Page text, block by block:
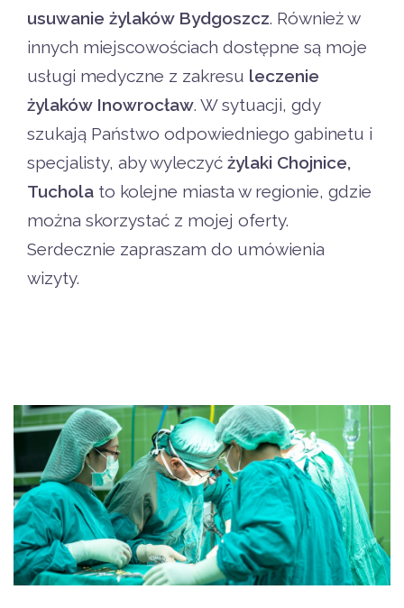
usuwanie żylaków Bydgoszcz. Również w
innych miejscowościach dostępne są moje
usługi medyczne z zakresu leczenie
żylaków Inowrocław. W sytuacji, gdy
szukają Państwo odpowiedniego gabinetu i
specjalisty, aby wyleczyć żylaki Chojnice,
Tuchola to kolejne miasta w regionie, gdzie
można skorzystać z mojej oferty.
Serdecznie zapraszam do umówienia
wizyty.